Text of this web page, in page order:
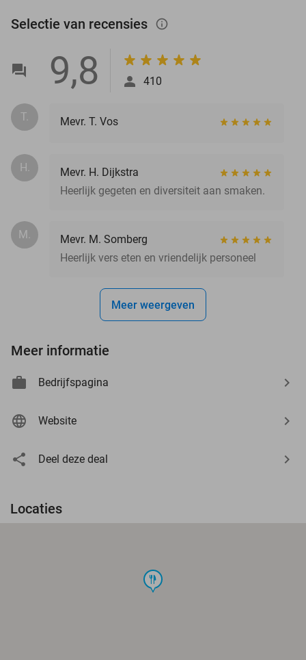
Selectie van recensies info_outlined
9,8 410
T. Mevr. T. Vos
H.
Mevr. H. Dijkstra
Heerlijk gegeten en diversiteit aan smaken.
M.
Mevr. M. Somberg
Heerlijk vers eten en vriendelijk personeel
Meer weergeven
Meer informatie
Bedrijfspagina
Website
Deel deze deal
Locaties
food